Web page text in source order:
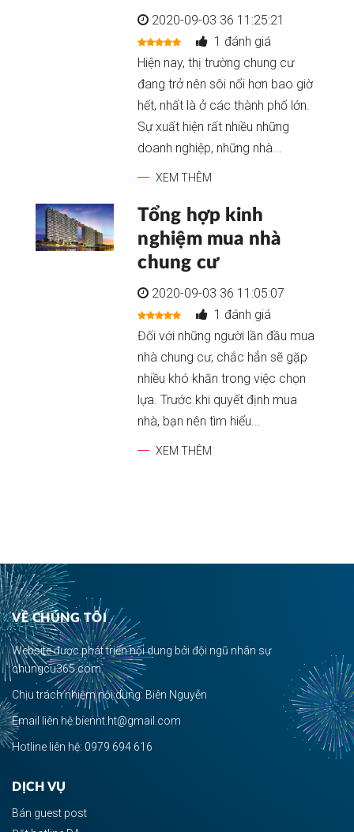
2020-09-03 36 11:25:21
1 đánh giá
Hiện nay, thị trường chung cư
đang trở nên sôi nổi hơn bao giờ
hết, nhất là ở các thành phố lớn.
Sự xuất hiện rất nhiều những
doanh nghiệp, những nhà...
XEM THÊM
Tổng hợp kinh
nghiệm mua nhà
chung cư
2020-09-03 36 11:05:07
1 đánh giá
Đối với những người lần đầu mua
nhà chung cư, chắc hẳn sẽ gặp
nhiều khó khăn trong việc chọn
lựa. Trước khi quyết định mua
nhà, bạn nên tìm hiểu...
XEM THÊM
VỀ CHÚNG TÔI
Website được phát triển nội dung bởi đội ngũ nhân sự
chungcu365.com.
Chịu trách nhiệm nội dung: Biên Nguyễn
Email liên hệ:biennt.ht@gmail.com
Hotline liên hệ: 0979 694 616
DỊCH VỤ
Bán guest post